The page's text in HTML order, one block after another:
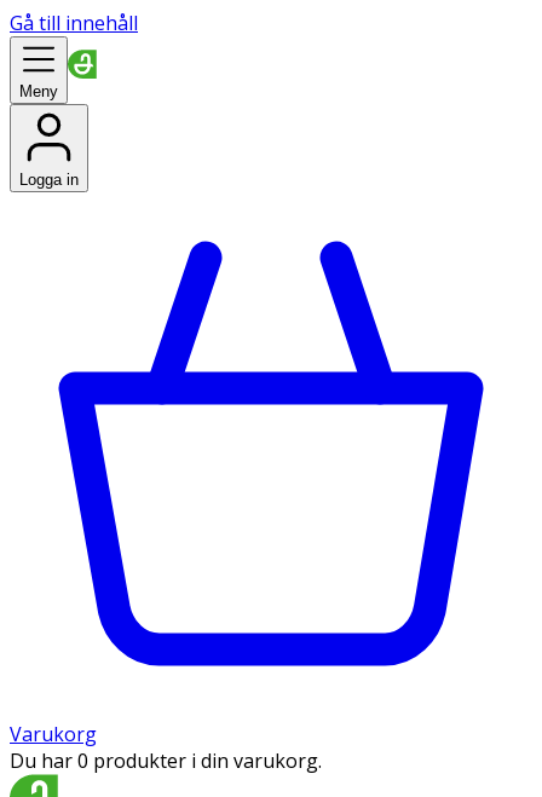
Gå till innehåll
Meny
Logga in
Varukorg
Du har 0 produkter i din varukorg.